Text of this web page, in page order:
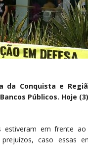
da Conquista e
Públicos. Hoje
em frente
caso essas